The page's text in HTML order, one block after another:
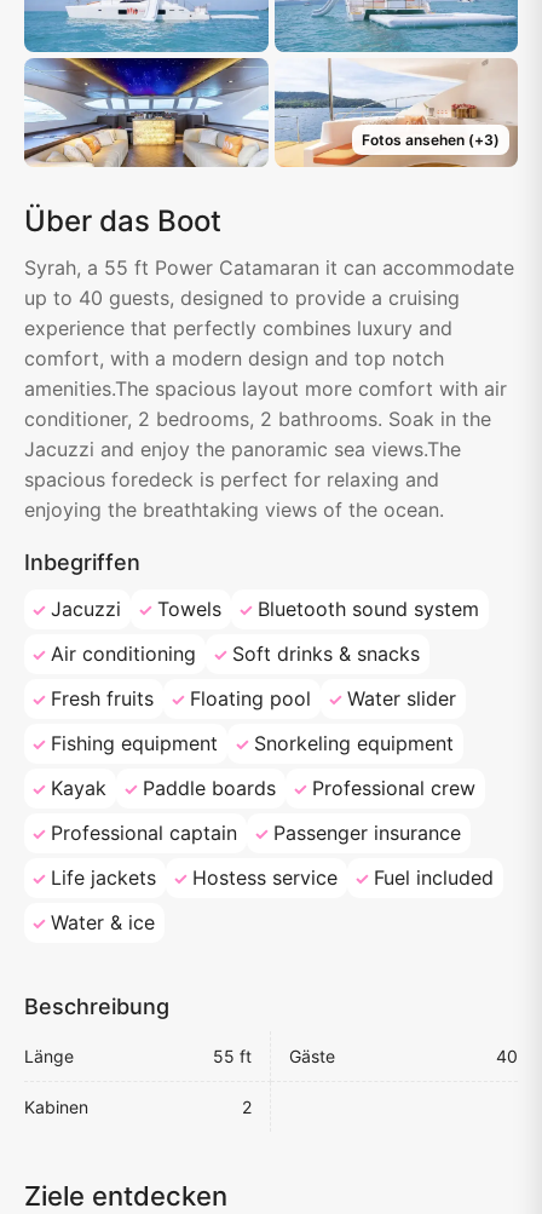
Fotos ansehen(+3)
Über das Boot
Syrah, a 55 ft Power Catamaran it can accommodate
up to 40 guests, designed to provide a cruising
experience that perfectly combines luxury and
comfort, with a modern design and top notch
amenities.The spacious layout more comfort with air
conditioner, 2 bedrooms, 2 bathrooms. Soak in the
Jacuzzi and enjoy the panoramic sea views.The
spacious foredeck is perfect for relaxing and
enjoying the breathtaking views of the ocean.
Inbegriffen
Jacuzzi Towels
Bluetooth sound system
Air conditioning
Soft drinks & snacks
Fresh fruits
Floating pool
Water slider
Fishing equipment
Snorkeling equipment
Kayak
Paddle boards
Professional crew
Professional captain
Passenger insurance
Life jackets
Hostess service
Fuel included
Water & ice
Beschreibung
Länge 55 ft Gäste 40
Kabinen 2
Ziele entdecken